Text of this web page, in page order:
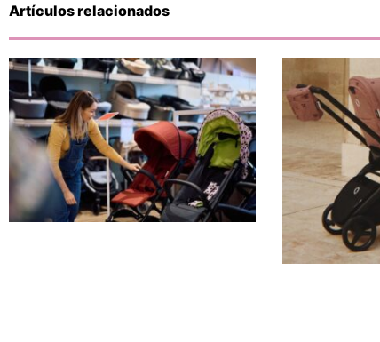
Artículos relacionados